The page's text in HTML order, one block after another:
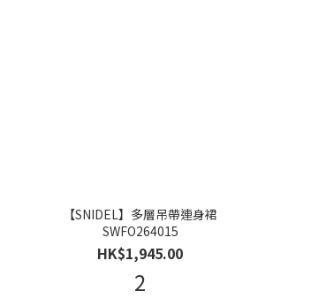
【SNIDEL】多層吊帶連身裙
SWFO264015
HK$1,945.00
2